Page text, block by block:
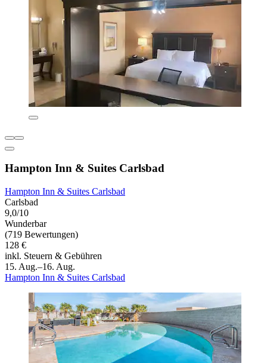
Hampton Inn & Suites Carlsbad
Hampton Inn & Suites Carlsbad
Carlsbad
9,0/10
Wunderbar
(719 Bewertungen)
128 €
inkl. Steuern & Gebühren
15. Aug.–16. Aug.
Hampton Inn & Suites Carlsbad